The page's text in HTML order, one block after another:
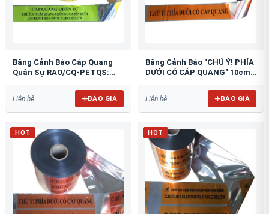
Băng Cảnh Báo Cáp Quang
Quân Sự RAO/CQ-PETQS:
Liên hệ BÁO GIÁ
Băng Cảnh Báo "CHÚ Ý! PHÍA
DƯỚI CÓ CÁP QUANG" 10cm:
Liên hệ BÁO GIÁ
HOT HOT